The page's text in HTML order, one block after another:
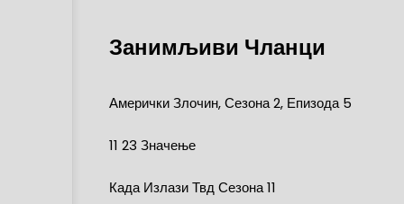
Занимљиви Чланци
Амерички Злочин, Сезона 2, Епизода 5
11 23 Значење
Када Излази Твд Сезона 11